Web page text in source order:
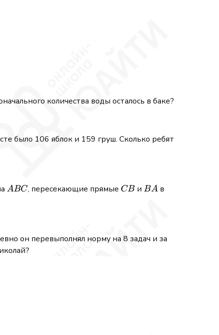
7^{21}}{49^{10}}.
количества воды осталось в баке?
было 106 яблок и 159 груш. Сколько ребят
ABC
ABC, пересекающие прямые CB
CB иBA
BA в
он перевыполнял норму на 8 задач и за